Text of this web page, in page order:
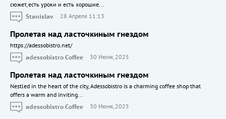
сюжет, есть уроки и есть хорошие...
Stanislav
28 Апреля 11:13
Пролетая над ласточкиным гнездом
https://adessobistro.net/
adessobistro Coffee
30 Июня, 2025
Пролетая над ласточкиным гнездом
Nestled in the heart of the city, Adessobistro is a charming coffee shop that
offers a warm and inviting...
adessobistro Coffee
30 Июня, 2025